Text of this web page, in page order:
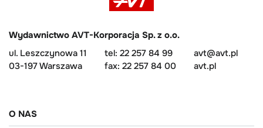
Wydawnictwo AVT-Korporacja Sp. z o.o.
ul. Leszczynowa 11
03-197 Warszawa
tel: 22 257 84 99
fax: 22 257 84 00
avt@avt.pl
avt.pl
O NAS